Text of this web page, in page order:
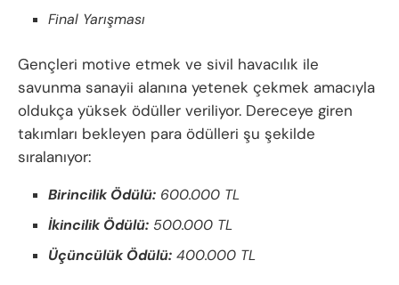
Final Yarışması
Gençleri motive etmek ve sivil havacılık ile
savunma sanayii alanına yetenek çekmek amacıyla
oldukça yüksek ödüller veriliyor. Dereceye giren
takımları bekleyen para ödülleri şu şekilde
sıralanıyor:
Birincilik Ödülü: 600.000 TL
İkincilik Ödülü: 500.000 TL
Üçüncülük Ödülü: 400.000 TL